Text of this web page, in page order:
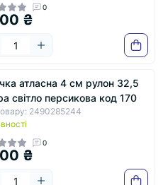
0
₴
атласна 4 см рулон 32,5
світло персикова код 170
2490285244
0
₴